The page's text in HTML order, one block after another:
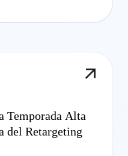
Temporada Alta
del Retargeting